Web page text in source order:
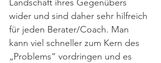
Landschaft ihres Gegenübers
wider und sind daher sehr hilfreich
für jeden Berater/Coach. Man
kann viel schneller zum Kern des
„Problems“ vordringen und es